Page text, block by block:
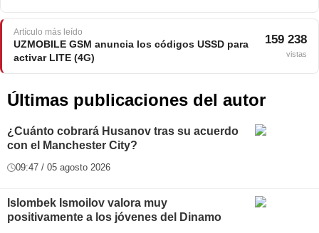
Artículo más leído
UZMOBILE GSM anuncia los códigos USSD para
activar LITE (4G)
159 238
vistas
Últimas publicaciones del autor
¿Cuánto cobrará Husanov tras su acuerdo
con el Manchester City?
09:47 / 05 agosto 2026
Islombek Ismoilov valora muy
positivamente a los jóvenes del Dinamo